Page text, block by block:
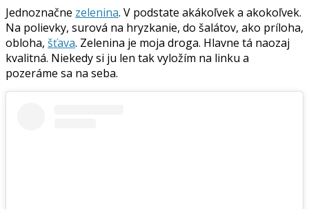
Jednoznačne zelenina. V podstate akákoľvek a akokoľvek.
Na polievky, surová na hryzkanie, do šalátov, ako príloha,
obloha, šťava. Zelenina je moja droga. Hlavne tá naozaj
kvalitná. Niekedy si ju len tak vyložím na linku a
pozeráme sa na seba.